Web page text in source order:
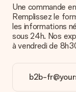
Paiement
Comment puis-je
Nous proposons
carte bancaire ou
cas de paiement
Réception du
Une commande
Remplissez le
les informations
sous 24h. Nos
à vendredi de
b2b-